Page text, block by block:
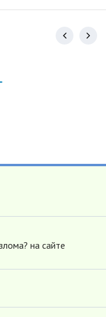
на сайте